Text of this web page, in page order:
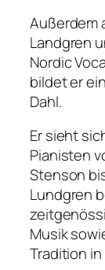
Außerdem
Landgren
Nordic
bildet er
Dahl.
Er sieht
Pianisten
Stenson
Lundgren
Musik
Tradition